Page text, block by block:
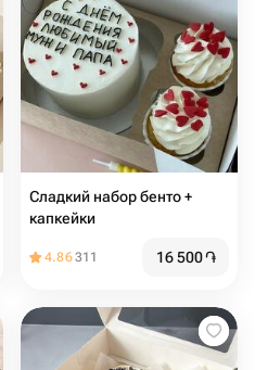
Сладкий набор бенто +
капкейки
4.86311 16 500֏